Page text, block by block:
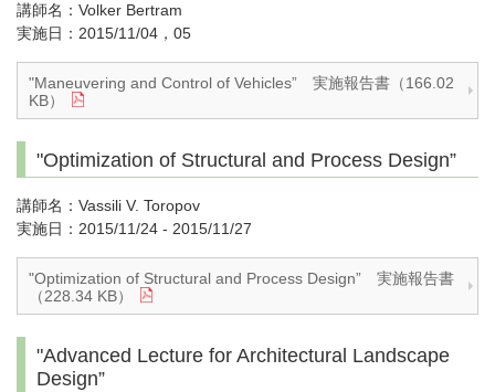
講師名：Volker Bertram
実施日：2015/11/04，05
"Maneuvering and Control of Vehicles” 実施報告書（166.02
KB）
"Optimization of Structural and Process Design”
講師名：Vassili V. Toropov
実施日：2015/11/24 - 2015/11/27
"Optimization of Structural and Process Design” 実施報告書
（228.34 KB）
"Advanced Lecture for Architectural Landscape
Design”